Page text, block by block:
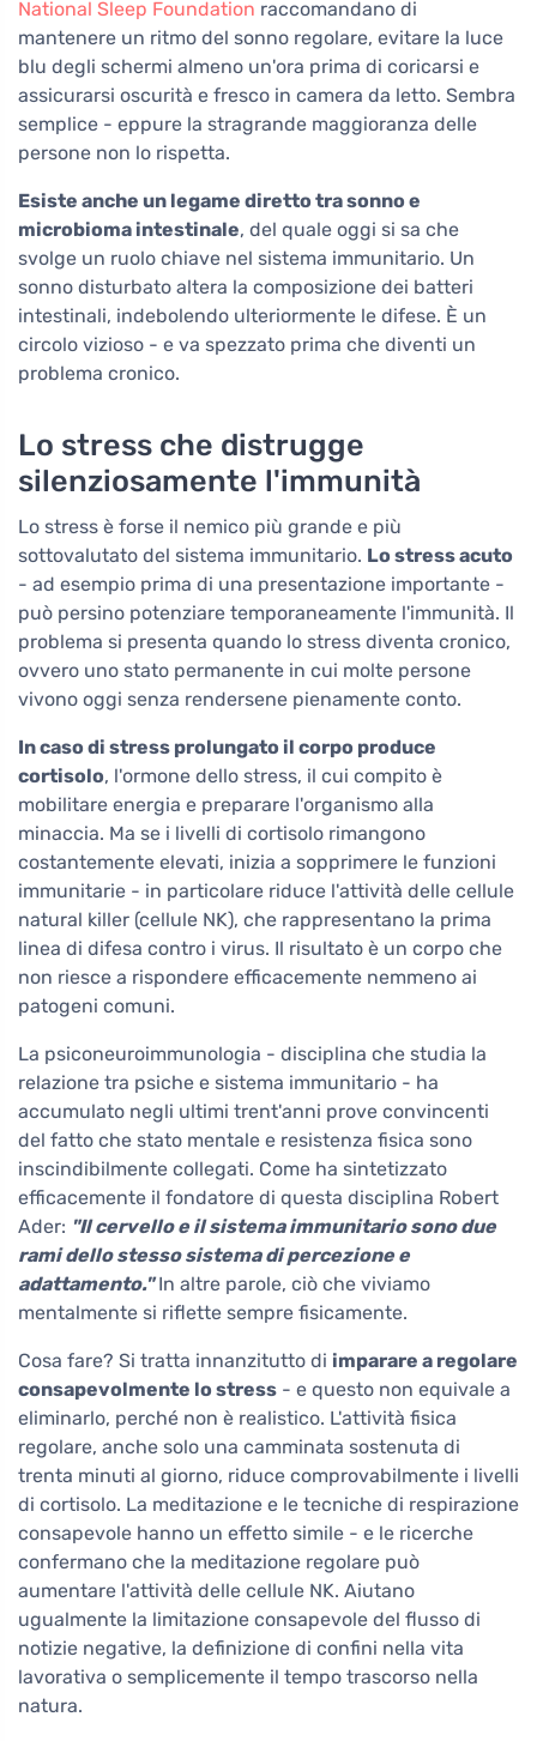
National Sleep Foundation raccomandano di
mantenere un ritmo del sonno regolare, evitare la luce
blu degli schermi almeno un'ora prima di coricarsi e
assicurarsi oscurità e fresco in camera da letto. Sembra
semplice - eppure la stragrande maggioranza delle
persone non lo rispetta.
Esiste anche un legame diretto tra sonno e
microbioma intestinale, del quale oggi si sa che
svolge un ruolo chiave nel sistema immunitario. Un
sonno disturbato altera la composizione dei batteri
intestinali, indebolendo ulteriormente le difese. È un
circolo vizioso - e va spezzato prima che diventi un
problema cronico.
Lo stress che distrugge
silenziosamente l'immunità
Lo stress è forse il nemico più grande e più
sottovalutato del sistema immunitario. Lo stress acuto
- ad esempio prima di una presentazione importante -
può persino potenziare temporaneamente l'immunità. Il
problema si presenta quando lo stress diventa cronico,
ovvero uno stato permanente in cui molte persone
vivono oggi senza rendersene pienamente conto.
In caso di stress prolungato il corpo produce
cortisolo, l'ormone dello stress, il cui compito è
mobilitare energia e preparare l'organismo alla
minaccia. Ma se i livelli di cortisolo rimangono
costantemente elevati, inizia a sopprimere le funzioni
immunitarie - in particolare riduce l'attività delle cellule
natural killer (cellule NK), che rappresentano la prima
linea di difesa contro i virus. Il risultato è un corpo che
non riesce a rispondere efficacemente nemmeno ai
patogeni comuni.
La psiconeuroimmunologia - disciplina che studia la
relazione tra psiche e sistema immunitario - ha
accumulato negli ultimi trent'anni prove convincenti
del fatto che stato mentale e resistenza fisica sono
inscindibilmente collegati. Come ha sintetizzato
efficacemente il fondatore di questa disciplina Robert
Ader: "Il cervello e il sistema immunitario sono due
rami dello stesso sistema di percezione e
adattamento."In altre parole, ciò che viviamo
mentalmente si riflette sempre fisicamente.
Cosa fare? Si tratta innanzitutto di imparare a regolare
consapevolmente lo stress - e questo non equivale a
eliminarlo, perché non è realistico. L'attività fisica
regolare, anche solo una camminata sostenuta di
trenta minuti al giorno, riduce comprovabilmente i livelli
di cortisolo. La meditazione e le tecniche di respirazione
consapevole hanno un effetto simile - e le ricerche
confermano che la meditazione regolare può
aumentare l'attività delle cellule NK. Aiutano
ugualmente la limitazione consapevole del flusso di
notizie negative, la definizione di confini nella vita
lavorativa o semplicemente il tempo trascorso nella
natura.